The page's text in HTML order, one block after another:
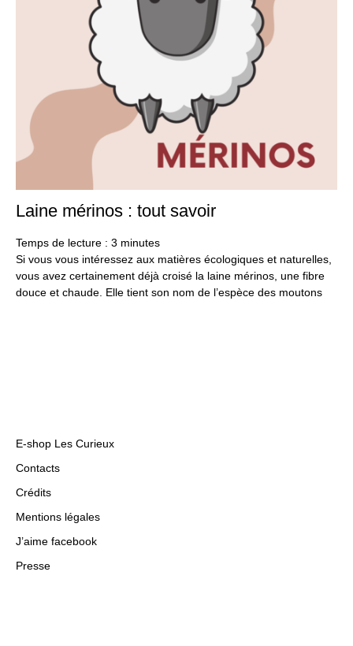
Laine mérinos : tout savoir
Temps de lecture : 3 minutes
Si vous vous intéressez aux matières écologiques et naturelles,
vous avez certainement déjà croisé la laine mérinos, une fibre
douce et chaude. Elle tient son nom de l’espèce des moutons
E-shop Les Curieux
Contacts
Crédits
Mentions légales
J’aime facebook
Presse